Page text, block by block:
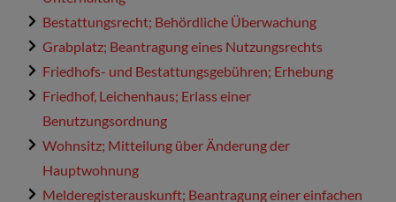
Bestattungsrecht; Behördliche Überwachung
Grabplatz; Beantragung eines Nutzungsrechts
Friedhofs- und Bestattungsgebühren; Erhebung
Friedhof, Leichenhaus; Erlass einer
Benutzungsordnung
Wohnsitz; Mitteilung über Änderung der
Hauptwohnung
Melderegisterauskunft; Beantragung einer einfachen